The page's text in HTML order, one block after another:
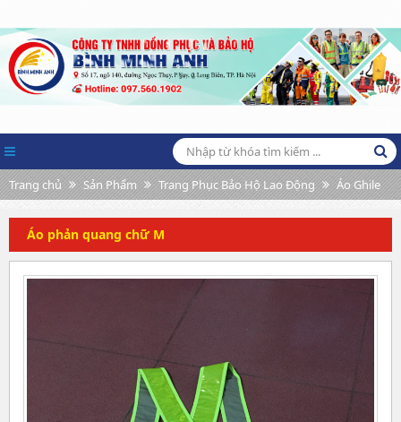
Trang chủ Sản Phẩm Trang Phục Bảo Hộ Lao Động Áo Ghile
Áo phản quang chữ M